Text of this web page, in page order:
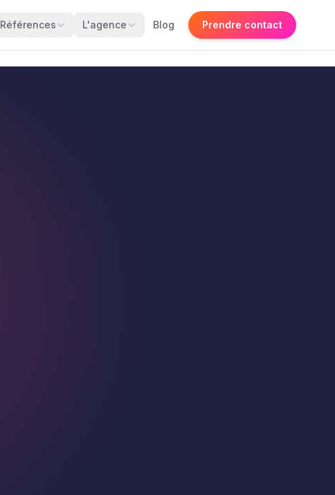
Références L'agence Blog Prendre contact